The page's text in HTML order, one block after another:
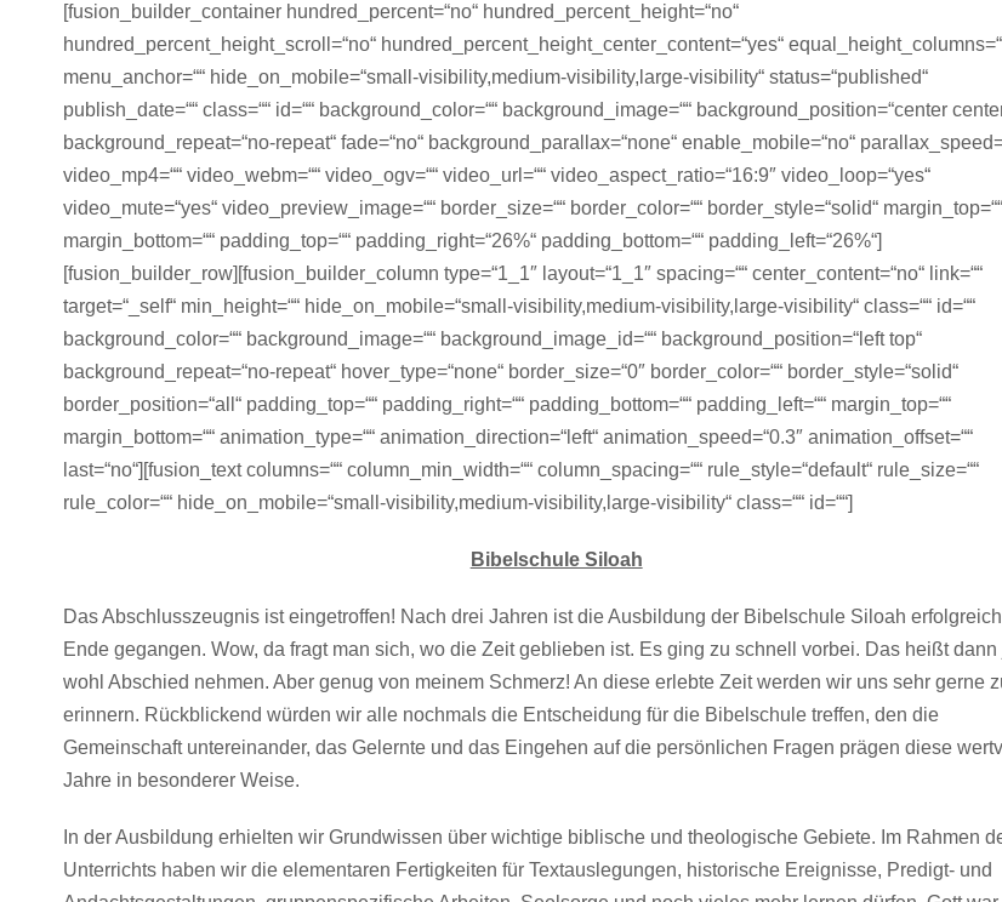
[fusion_builder_container hundred_percent=“no“ hundred_percent_height=“no“
hundred_percent_height_scroll=“no“ hundred_percent_height_center_content=“yes“
menu_anchor=““ hide_on_mobile=“small-visibility,medium-visibility,large-visibility“ status=“published“
publish_date=““ class=““ id=““ background_color=““ background_image=““ background_position=“center
background_repeat=“no-repeat“ fade=“no“ background_parallax=“none“ enable_mobile=“no“
video_mp4=““ video_webm=““ video_ogv=““ video_url=““ video_aspect_ratio=“16:9″ video_loop=“yes“
video_mute=“yes“ video_preview_image=““ border_size=““ border_color=““ border_style=“solid“ margin_top=““
margin_bottom=““ padding_top=““ padding_right=“26%“ padding_bottom=““ padding_left=“26%“]
[fusion_builder_row][fusion_builder_column type=“1_1″ layout=“1_1″ spacing=““ center_content=“no“ link=““
target=“_self“ min_height=““ hide_on_mobile=“small-visibility,medium-visibility,large-visibility“ class=““ id=““
background_color=““ background_image=““ background_image_id=““ background_position=“left top“
background_repeat=“no-repeat“ hover_type=“none“ border_size=“0″ border_color=““ border_style=“solid“
border_position=“all“ padding_top=““ padding_right=““ padding_bottom=““ padding_left=““ margin_top=““
margin_bottom=““ animation_type=““ animation_direction=“left“ animation_speed=“0.3″ animation_offset=““
last=“no“][fusion_text columns=““ column_min_width=““ column_spacing=““ rule_style=“default“ rule_size=““
rule_color=““ hide_on_mobile=“small-visibility,medium-visibility,large-visibility“ class=““ id=““]
Bibelschule Siloah
Das Abschlusszeugnis ist eingetroffen! Nach drei Jahren ist die Ausbildung der Bibelschule Siloah
Ende gegangen. Wow, da fragt man sich, wo die Zeit geblieben ist. Es ging zu schnell vorbei. Das heißt dann
wohl Abschied nehmen. Aber genug von meinem Schmerz! An diese erlebte Zeit werden wir uns sehr gerne
erinnern. Rückblickend würden wir alle nochmals die Entscheidung für die Bibelschule treffen, den die
Gemeinschaft untereinander, das Gelernte und das Eingehen auf die persönlichen Fragen prägen diese
Jahre in besonderer Weise.
In der Ausbildung erhielten wir Grundwissen über wichtige biblische und theologische Gebiete. Im Rahmen
Unterrichts haben wir die elementaren Fertigkeiten für Textauslegungen, historische Ereignisse, Predigt- und